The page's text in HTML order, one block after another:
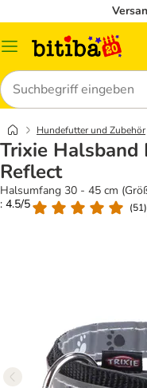
Menü
Suchen
Hundefutter und Zubehör
Trixie
Reflect
Halsumfang 30 - 45 cm
: 4.5/5
(51)